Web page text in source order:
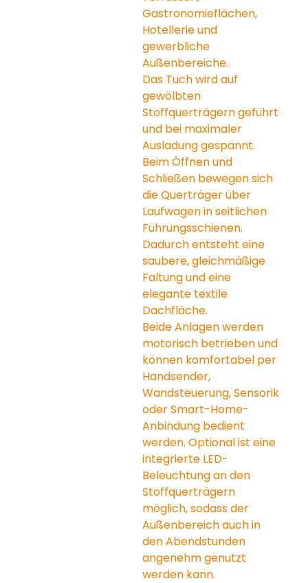
Gastronomieflächen,
Hotellerie und
gewerbliche
Außenbereiche.
Das Tuch wird auf
gewölbten
Stoffquerträgern geführt
und bei maximaler
Ausladung gespannt.
Beim Öffnen und
Schließen bewegen sich
die Querträger über
Laufwagen in seitlichen
Führungsschienen.
Dadurch entsteht eine
saubere, gleichmäßige
Faltung und eine
elegante textile
Dachfläche.
Beide Anlagen werden
motorisch betrieben und
können komfortabel per
Handsender,
Wandsteuerung, Sensorik
oder Smart-Home-
Anbindung bedient
werden. Optional ist eine
integrierte LED-
Beleuchtung an den
Stoffquerträgern
möglich, sodass der
Außenbereich auch in
den Abendstunden
angenehm genutzt
werden kann.